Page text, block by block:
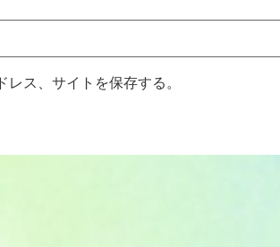
ス、サイトを保存する。